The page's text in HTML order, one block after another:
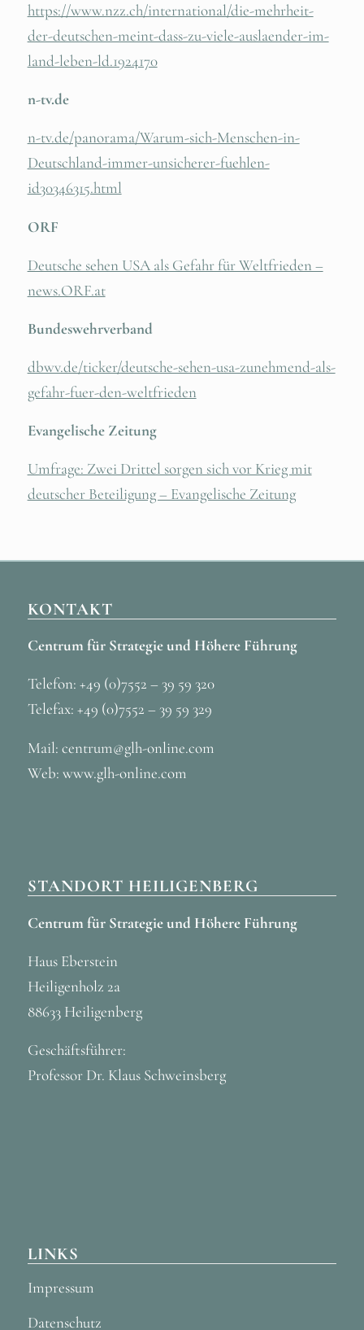
https://www.nzz.ch/international/die-mehrheit-
der-deutschen-meint-dass-zu-viele-auslaender-im-
land-leben-ld.1924170
n-tv.de
n-tv.de/panorama/Warum-sich-Menschen-in-
Deutschland-immer-unsicherer-fuehlen-
id30346315.html
ORF
Deutsche sehen USA als Gefahr für Weltfrieden –
news.ORF.at
Bundeswehrverband
dbwv.de/ticker/deutsche-sehen-usa-zunehmend-als-
gefahr-fuer-den-weltfrieden
Evangelische Zeitung
Umfrage: Zwei Drittel sorgen sich vor Krieg mit
deutscher Beteiligung – Evangelische Zeitung
KONTAKT
Centrum für Strategie und Höhere Führung
Telefon: +49 (0)7552 – 39 59 320
Telefax: +49 (0)7552 – 39 59 329
Mail: centrum@glh-online.com
Web: www.glh-online.com
STANDORT HEILIGENBERG
Centrum für Strategie und Höhere Führung
Haus Eberstein
Heiligenholz 2a
88633 Heiligenberg
Geschäftsführer:
Professor Dr. Klaus Schweinsberg
LINKS
Impressum
Datenschutz